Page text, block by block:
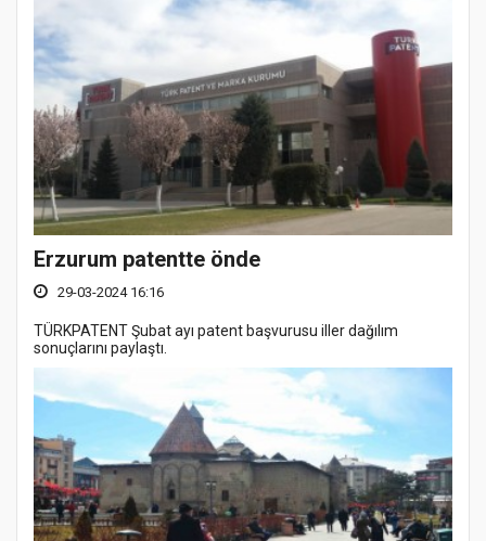
Erzurum patentte önde
29-03-2024 16:16
TÜRKPATENT Şubat ayı patent başvurusu iller dağılım
sonuçlarını paylaştı.